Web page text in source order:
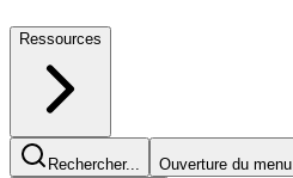
Ressources
Rechercher... Ouverture du menu